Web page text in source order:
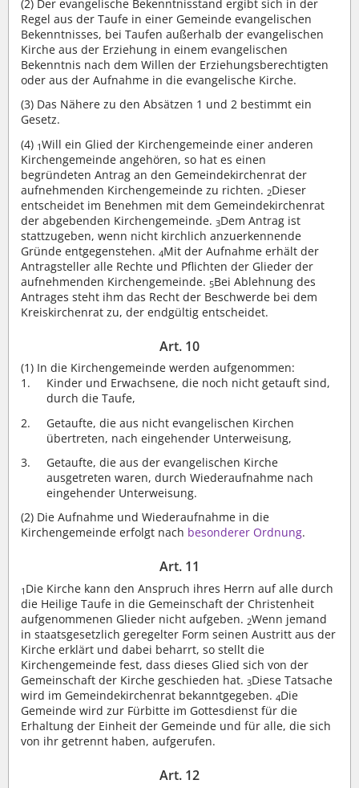
(2) Der evangelische Bekenntnisstand ergibt sich in der
Regel aus der Taufe in einer Gemeinde evangelischen
Bekenntnisses, bei Taufen außerhalb der evangelischen
Kirche aus der Erziehung in einem evangelischen
Bekenntnis nach dem Willen der Erziehungsberechtigten
oder aus der Aufnahme in die evangelische Kirche.
(3) Das Nähere zu den Absätzen 1 und 2 bestimmt ein
Gesetz.
(4) 1Will ein Glied der Kirchengemeinde einer anderen
Kirchengemeinde angehören, so hat es einen
begründeten Antrag an den Gemeindekirchenrat der
aufnehmenden Kirchengemeinde zu richten. 2Dieser
entscheidet im Benehmen mit dem Gemeindekirchenrat
der abgebenden Kirchengemeinde. 3Dem Antrag ist
stattzugeben, wenn nicht kirchlich anzuerkennende
Gründe entgegenstehen. 4Mit der Aufnahme erhält der
Antragsteller alle Rechte und Pflichten der Glieder der
aufnehmenden Kirchengemeinde. 5Bei Ablehnung des
Antrages steht ihm das Recht der Beschwerde bei dem
Kreiskirchenrat zu, der endgültig entscheidet.
Art. 10
(1) In die Kirchengemeinde werden aufgenommen:
Kinder und Erwachsene, die noch nicht getauft sind,
durch die Taufe,
Getaufte, die aus nicht evangelischen Kirchen
übertreten, nach eingehender Unterweisung,
Getaufte, die aus der evangelischen Kirche
ausgetreten waren, durch Wiederaufnahme nach
eingehender Unterweisung.
(2) Die Aufnahme und Wiederaufnahme in die
Kirchengemeinde erfolgt nach besonderer Ordnung.
Art. 11
1 Die Kirche kann den Anspruch ihres Herrn auf alle durch
die Heilige Taufe in die Gemeinschaft der Christenheit
aufgenommenen Glieder nicht aufgeben. 2Wenn jemand
in staatsgesetzlich geregelter Form seinen Austritt aus der
Kirche erklärt und dabei beharrt, so stellt die
Kirchengemeinde fest, dass dieses Glied sich von der
Gemeinschaft der Kirche geschieden hat. 3Diese Tatsache
wird im Gemeindekirchenrat bekanntgegeben. 4Die
Gemeinde wird zur Fürbitte im Gottesdienst für die
Erhaltung der Einheit der Gemeinde und für alle, die sich
von ihr getrennt haben, aufgerufen.
Art. 12